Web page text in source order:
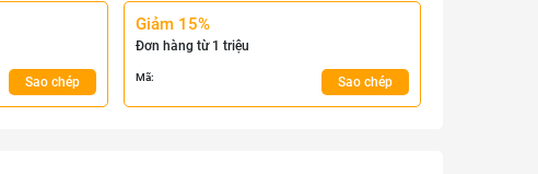
Sao chép
Giảm 15%
Đơn hàng từ 1 triệu
Mã: Sao chép